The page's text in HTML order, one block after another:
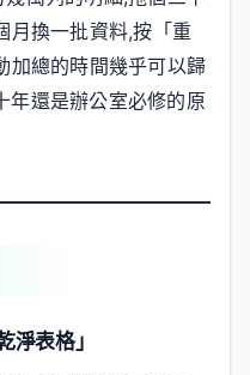
月換一批資料,按「重
加總的時間幾乎可以歸
還是辦公室必修的原
淨表格」